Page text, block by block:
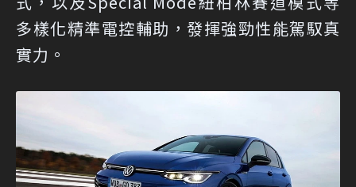
多樣化精準電控輔助，發揮強勁性能駕馭真
實力。